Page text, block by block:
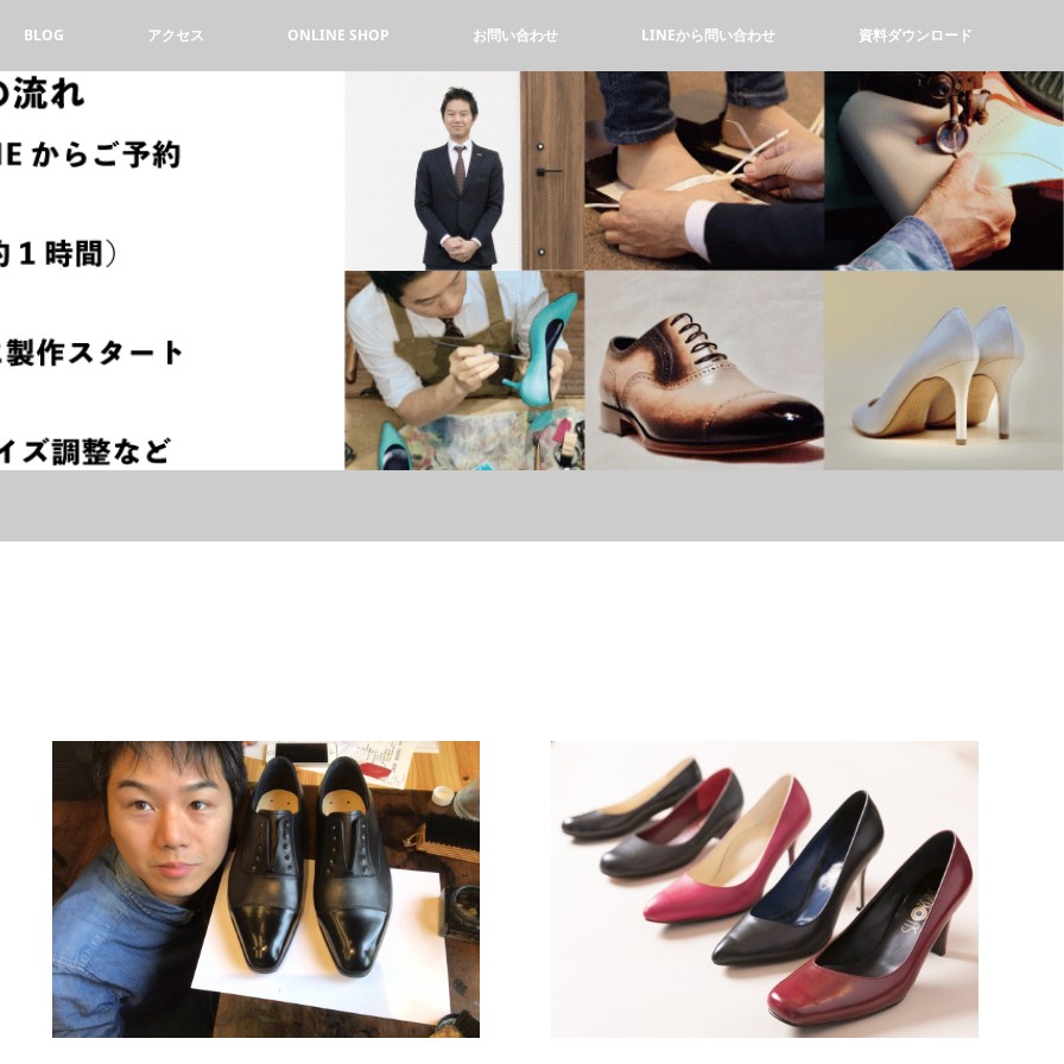
BLOG アクセス ONLINE SHOP お問い合わせ LINEから問い合わせ 資料ダウンロード